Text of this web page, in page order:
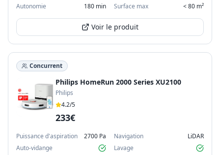
Autonomie 180 min Surface max < 80 m²
Voir le produit
Concurrent
Philips HomeRun 2000 Series XU2100
Philips
4.2/5
233€
Puissance d'aspiration 2700 Pa Navigation
LiDAR
Auto-vidange
Lavage